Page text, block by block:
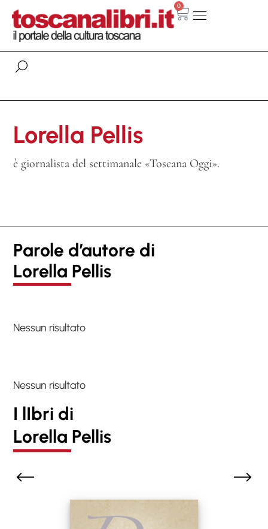
0
Lorella Pellis
è giornalista del settimanale «Toscana Oggi».
Parole d’autore di
Lorella Pellis
Nessun risultato
Nessun risultato
I lIbri di
Lorella Pellis